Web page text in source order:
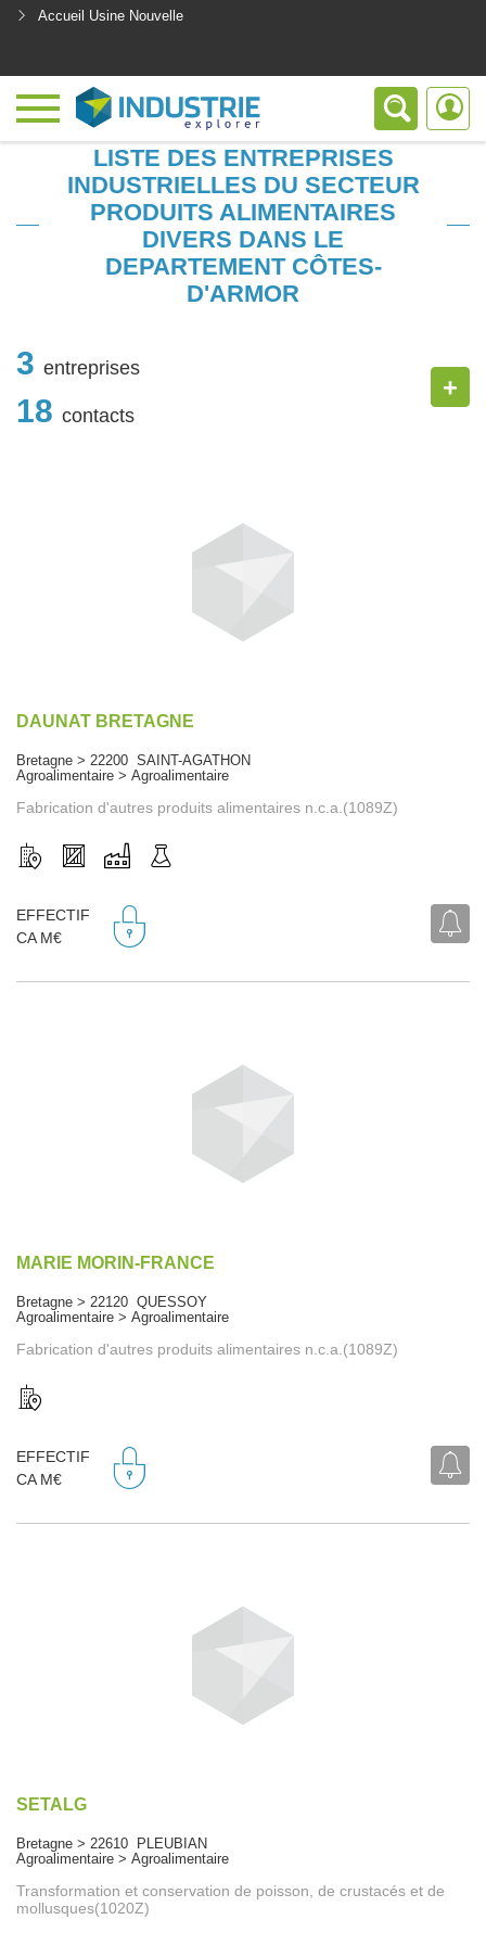
Accueil Usine Nouvelle
LISTE DES ENTREPRISES
INDUSTRIELLES DU SECTEUR
PRODUITS ALIMENTAIRES
DIVERS DANS LE
DEPARTEMENT CÔTES-
D'ARMOR
3 entreprises
18 contacts
+
DAUNAT BRETAGNE
Bretagne > 22200 SAINT-AGATHON
Agroalimentaire > Agroalimentaire
Fabrication d'autres produits alimentaires n.c.a.(1089Z)
EFFECTIF
CA M€
MARIE MORIN-FRANCE
Bretagne > 22120 QUESSOY
Agroalimentaire > Agroalimentaire
Fabrication d'autres produits alimentaires n.c.a.(1089Z)
EFFECTIF
CA M€
SETALG
Bretagne > 22610 PLEUBIAN
Agroalimentaire > Agroalimentaire
Transformation et conservation de poisson, de crustacés et de
mollusques(1020Z)